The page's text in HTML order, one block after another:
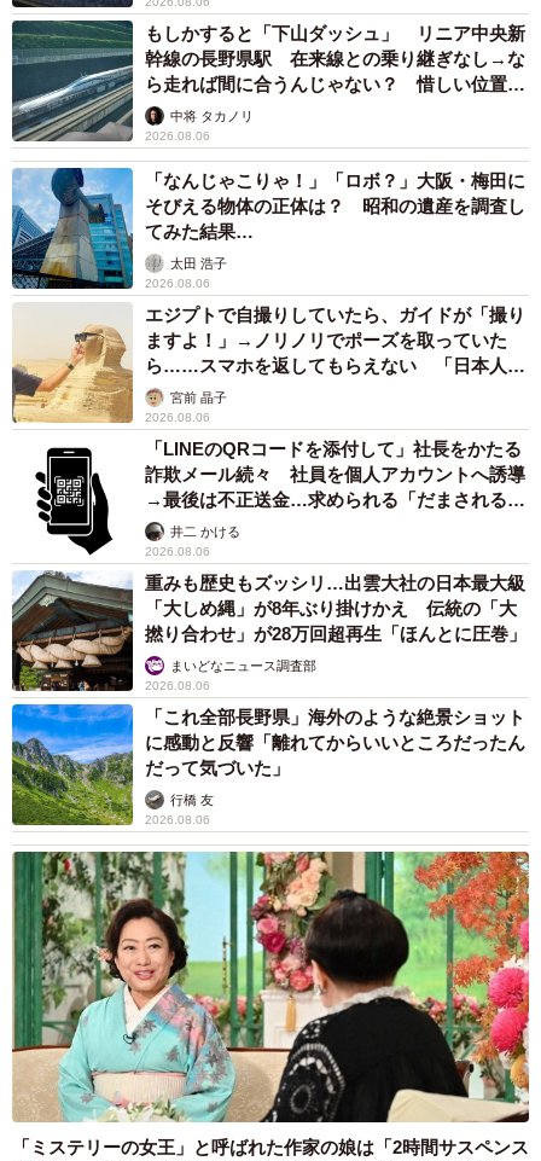
もしかすると「下山ダッシュ」 リニア中央新
幹線の長野県駅 在来線との乗り継ぎなし→な
ら走れば間に合うんじゃない？ 惜しい位置関
係が反響
中将 タカノリ
2026.08.06
「なんじゃこりゃ！」「ロボ？」大阪・梅田に
そびえる物体の正体は？ 昭和の遺産を調査し
てみた結果…
太田 浩子
2026.08.06
エジプトで自撮りしていたら、ガイドが「撮り
ますよ！」→ノリノリでポーズを取っていた
ら……スマホを返してもらえない 「日本人は
カモ代表かも」「私は6時間で3万円払った」
宮前 晶子
2026.08.06
「LINEのQRコードを添付して」社長をかたる
詐欺メール続々 社員を個人アカウントへ誘導
→最後は不正送金…求められる「だまされる前
提」の対策
井二 かける
2026.08.06
重みも歴史もズッシリ…出雲大社の日本最大級
「大しめ縄」が8年ぶり掛けかえ 伝統の「大
撚り合わせ」が28万回超再生「ほんとに圧巻」
まいどなニュース調査部
2026.08.06
「これ全部長野県」海外のような絶景ショット
に感動と反響「離れてからいいところだったん
だって気づいた」
行橋 友
2026.08.06
「ミステリーの女王」と呼ばれた作家の娘は「2時間サスペンス